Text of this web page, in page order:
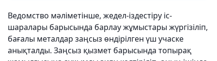
Ведомство мәліметінше, жедел-іздестіру іс-
шаралары барысында барлау жұмыстары жүргізіліп,
бағалы металдар заңсыз өндірілген үш учаске
анықталды. Заңсыз қызмет барысында топырақ